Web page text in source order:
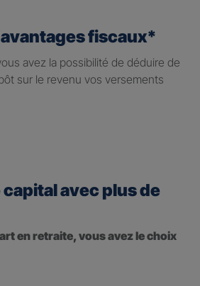
fiscaux*
avez la possibilité de déduire de
sur le revenu vos versements
avec plus de
en retraite, vous avez le choix